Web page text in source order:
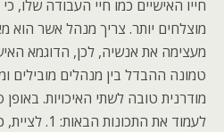
חייו האישיים כמו חיי העבודה שלו,
מוצלחים יותר. צריך מנהל אשר הוא
מעצימה את אנשיה, לכן, הדוגמא
טמונה ההבדל בין מנהלים מובילים
מודרנית טובה לשתי האיכויות.
לעמוד את